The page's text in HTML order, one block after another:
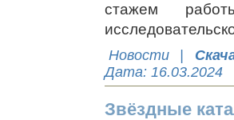
стажем
Новости
Дата: 16.03.2024
Звёздные